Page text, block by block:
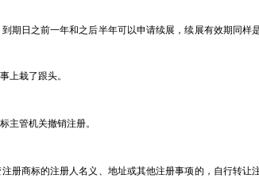
日之前一年和之后半年可以申请续展，续展有效期同样
栽了跟头。
管机关撤销注册。
商标的注册人名义、地址或其他注册事项的，自行转让